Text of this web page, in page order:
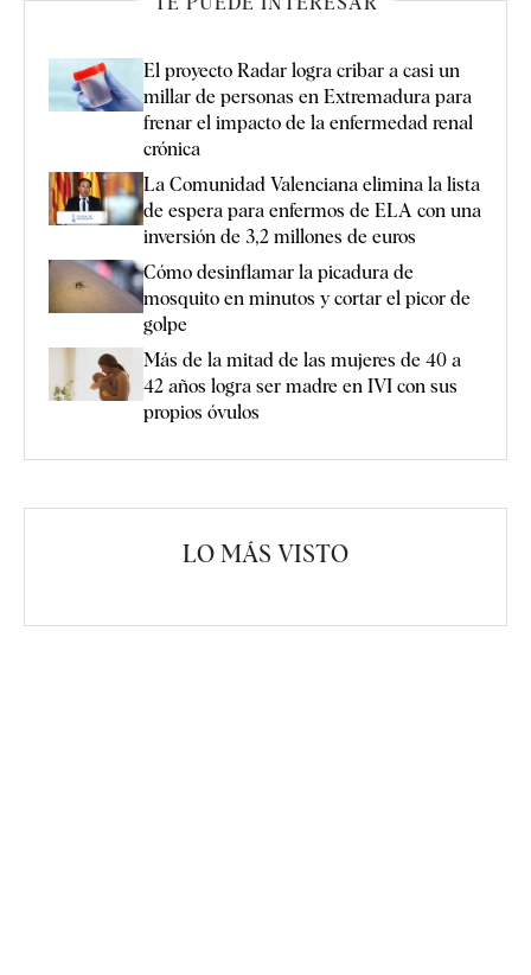
El proyecto Radar logra cribar a casi un
millar de personas en Extremadura para
frenar el impacto de la enfermedad renal
crónica
La Comunidad Valenciana elimina la lista
de espera para enfermos de ELA con una
inversión de 3,2 millones de euros
Cómo desinflamar la picadura de
mosquito en minutos y cortar el picor de
golpe
Más de la mitad de las mujeres de 40 a
42 años logra ser madre en IVI con sus
propios óvulos
LO MÁS VISTO